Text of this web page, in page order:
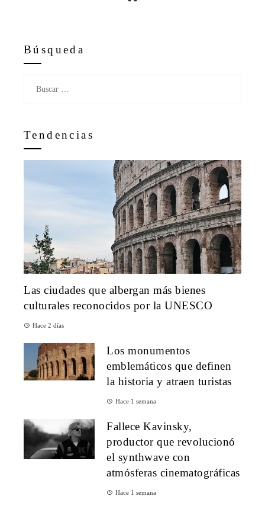
Búsqueda
Tendencias
Las ciudades que albergan más bienes
culturales reconocidos por la UNESCO
Hace 2 días
Los monumentos
emblemáticos que definen
la historia y atraen turistas
Hace 1 semana
Fallece Kavinsky,
productor que revolucionó
el synthwave con
atmósferas cinematográficas
Hace 1 semana